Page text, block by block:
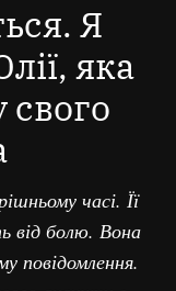
Я
яка
свого
часі. Її
від болю. Вона
повідомлення.